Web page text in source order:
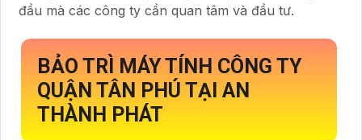
đầu mà các công ty cần quan tâm và đầu tư.
BẢO TRÌ MÁY TÍNH CÔNG TY
QUẬN TÂN PHÚ TẠI AN
THÀNH PHÁT